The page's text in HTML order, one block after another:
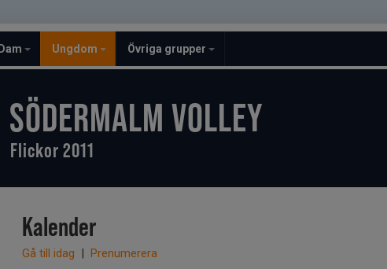
Dam Ungdom Övriga grupper
SÖDERMALM VOLLEY
Flickor 2011
Kalender
Gå till idag | Prenumerera